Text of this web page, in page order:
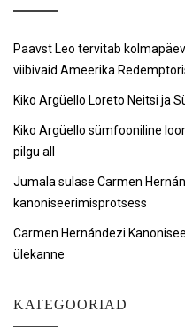
Paavst Leo tervitab
viibivaid Ameerika
Kiko Argüello Loreto Neitsi ja
Kiko Argüello sümfooniline
pilgu all
Jumala sulase Carmen
kanoniseerimisprotsess
Carmen Hernándezi
ülekanne
KATEGOORIAD